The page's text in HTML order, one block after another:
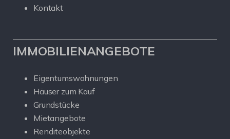
Kontakt
IMMOBILIENANGEBOTE
Eigentumswohnungen
Häuser zum Kauf
Grundstücke
Mietangebote
Renditeobjekte